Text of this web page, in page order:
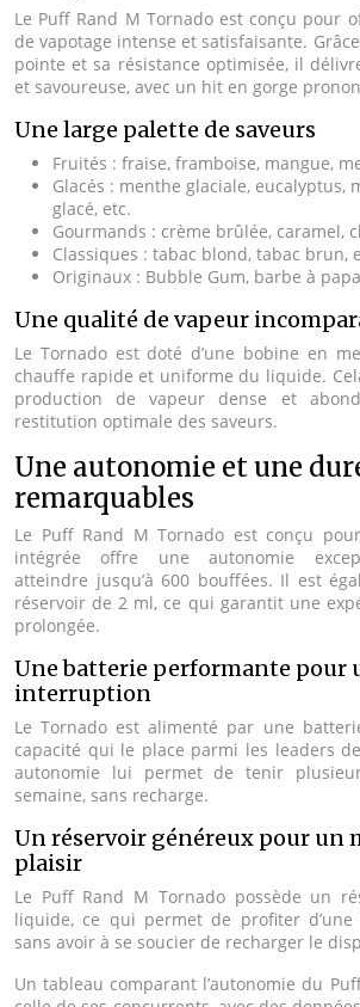
Le Puff Rand M Tornado est conçu pour
de vapotage intense et satisfaisante.
pointe et sa résistance optimisée, il
et savoureuse, avec un hit en gorge
Une large palette de saveurs
Fruités : fraise, framboise, mangue,
Glacés : menthe glaciale, eucalyptus,
glacé, etc.
Gourmands : crème brûlée, caramel,
Classiques : tabac blond, tabac brun,
Originaux : Bubble Gum, barbe à
Une qualité de vapeur
Le Tornado est doté d’une bobine en
chauffe rapide et uniforme du liquide.
production de vapeur dense et
restitution optimale des saveurs.
Une autonomie et une
remarquables
Le Puff Rand M Tornado est conçu
intégrée offre une autonomie
atteindre jusqu’à 600 bouffées. Il est
réservoir de 2 ml, ce qui garantit une
prolongée.
Une batterie performante pour
interruption
Le Tornado est alimenté par une
capacité qui le place parmi les leaders
autonomie lui permet de tenir
semaine, sans recharge.
Un réservoir généreux pour un
plaisir
Le Puff Rand M Tornado possède un
liquide, ce qui permet de profiter d’une
sans avoir à se soucier de recharger le
Un tableau comparant l’autonomie du